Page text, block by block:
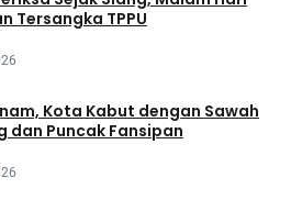
Tersangka TPPU
Kota Kabut dengan Sawah
dan Puncak Fansipan